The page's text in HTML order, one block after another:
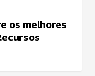
os melhores